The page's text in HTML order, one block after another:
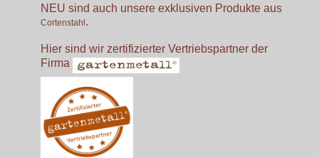
NEU sind auch unsere exklusiven Produkte aus
Cortenstahl.
Hier sind wir zertifizierter Vertriebspartner der
Firma